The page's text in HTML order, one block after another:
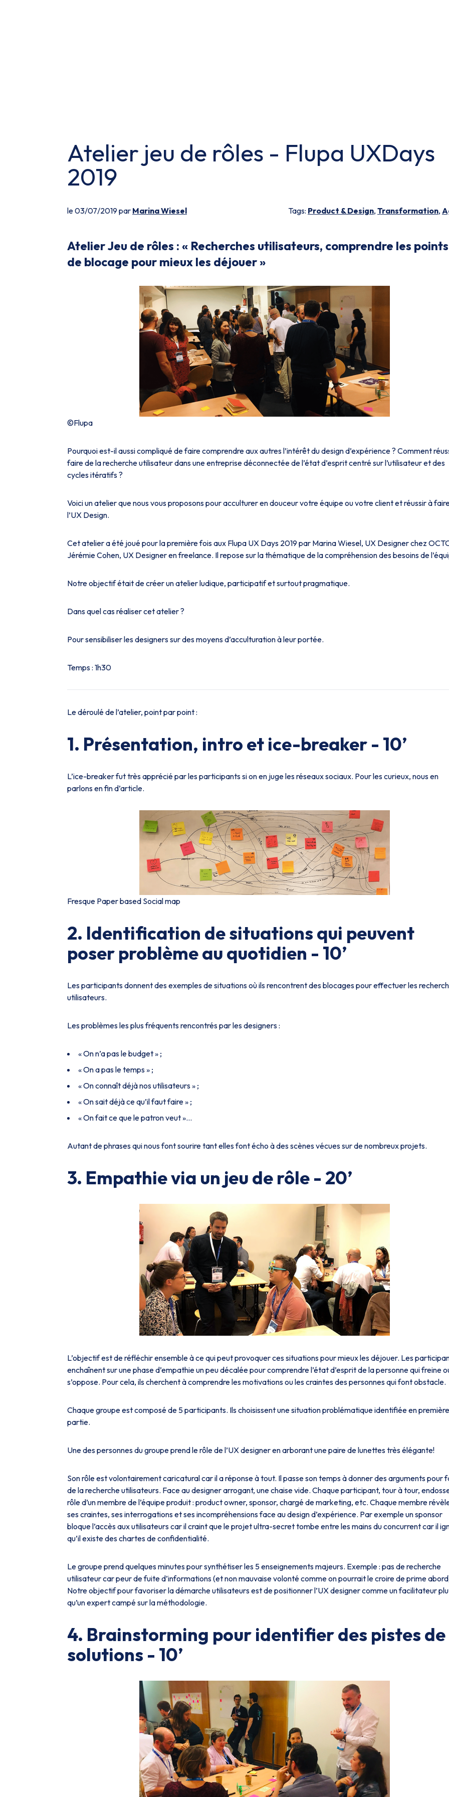
Atelier jeu de rôles - Flupa UXDays
2019
le 03/07/2019 par Marina Wiesel Tags: Product & Design, Transformation,
Atelier Jeu de rôles : « Recherches utilisateurs, comprendre les points
de blocage pour mieux les déjouer »
©Flupa
Pourquoi est-il aussi compliqué de faire comprendre aux autres l’intérêt du design d’expérience ? Comment
faire de la recherche utilisateur dans une entreprise déconnectée de l’état d’esprit centré sur l’utilisateur et des
cycles itératifs ?
Voici un atelier que nous vous proposons pour acculturer en douceur votre équipe ou votre client et réussir à
l’UX Design.
Cet atelier a été joué pour la première fois aux Flupa UX Days 2019 par Marina Wiesel, UX Designer chez
Jérémie Cohen, UX Designer en freelance. Il repose sur la thématique de la compréhension des besoins de
Notre objectif était de créer un atelier ludique, participatif et surtout pragmatique.
Dans quel cas réaliser cet atelier ?
Pour sensibiliser les designers sur des moyens d’acculturation à leur portée.
Temps : 1h30
Le déroulé de l’atelier, point par point :
1. Présentation, intro et ice-breaker - 10’
L’ice-breaker fut très apprécié par les participants si on en juge les réseaux sociaux. Pour les curieux, nous en
parlons en fin d’article.
Fresque Paper based Social map
2. Identification de situations qui peuvent
poser problème au quotidien - 10’
Les participants donnent des exemples de situations où ils rencontrent des blocages pour effectuer les
utilisateurs.
Les problèmes les plus fréquents rencontrés par les designers :
« On n’a pas le budget » ;
« On a pas le temps » ;
« On connaît déjà nos utilisateurs » ;
« On sait déjà ce qu’il faut faire » ;
« On fait ce que le patron veut »…
Autant de phrases qui nous font sourire tant elles font écho à des scènes vécues sur de nombreux projets.
3. Empathie via un jeu de rôle - 20’
L’objectif est de réfléchir ensemble à ce qui peut provoquer ces situations pour mieux les déjouer. Les
enchaînent sur une phase d’empathie un peu décalée pour comprendre l’état d’esprit de la personne qui freine
s’oppose. Pour cela, ils cherchent à comprendre les motivations ou les craintes des personnes qui font obstacle.
Chaque groupe est composé de 5 participants. Ils choisissent une situation problématique identifiée en première
partie.
Une des personnes du groupe prend le rôle de l’UX designer en arborant une paire de lunettes très élégante!
Son rôle est volontairement caricatural car il a réponse à tout. Il passe son temps à donner des arguments pour
de la recherche utilisateurs. Face au designer arrogant, une chaise vide. Chaque participant, tour à tour,
rôle d’un membre de l’équipe produit : product owner, sponsor, chargé de marketing, etc. Chaque membre
ses craintes, ses interrogations et ses incompréhensions face au design d’expérience. Par exemple un sponsor
bloque l’accès aux utilisateurs car il craint que le projet ultra-secret tombe entre les mains du concurrent car il
qu’il existe des chartes de confidentialité.
Le groupe prend quelques minutes pour synthétiser les 5 enseignements majeurs. Exemple : pas de recherche
utilisateur car peur de fuite d’informations (et non mauvaise volonté comme on pourrait le croire de prime
Notre objectif pour favoriser la démarche utilisateurs est de positionner l’UX designer comme un facilitateur
qu’un expert campé sur la méthodologie.
4. Brainstorming pour identifier des pistes de
solutions - 10’